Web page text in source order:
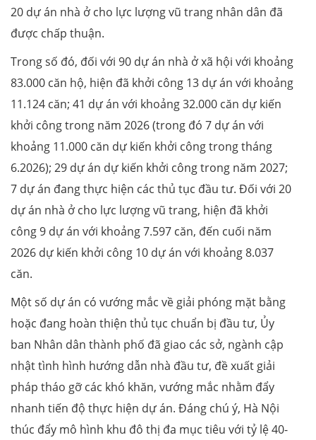
20 dự án nhà ở cho lực lượng vũ trang nhân dân đã
được chấp thuận.
Trong số đó, đối với 90 dự án nhà ở xã hội với khoảng
83.000 căn hộ, hiện đã khởi công 13 dự án với khoảng
11.124 căn; 41 dự án với khoảng 32.000 căn dự kiến
khởi công trong năm 2026 (trong đó 7 dự án với
khoảng 11.000 căn dự kiến khởi công trong tháng
6.2026); 29 dự án dự kiến khởi công trong năm 2027;
7 dự án đang thực hiện các thủ tục đầu tư. Đối với 20
dự án nhà ở cho lực lượng vũ trang, hiện đã khởi
công 9 dự án với khoảng 7.597 căn, đến cuối năm
2026 dự kiến khởi công 10 dự án với khoảng 8.037
căn.
Một số dự án có vướng mắc về giải phóng mặt bằng
hoặc đang hoàn thiện thủ tục chuẩn bị đầu tư, Ủy
ban Nhân dân thành phố đã giao các sở, ngành cập
nhật tình hình hướng dẫn nhà đầu tư, đề xuất giải
pháp tháo gỡ các khó khăn, vướng mắc nhằm đẩy
nhanh tiến độ thực hiện dự án. Đáng chú ý, Hà Nội
thúc đẩy mô hình khu đô thị đa mục tiêu với tỷ lệ 40-